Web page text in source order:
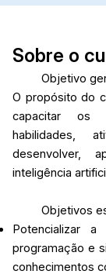
Sobre o
Objetivo
O propósito do
capacitar os
habilidades,
desenvolver,
inteligência
Objetivos
Potencializar
programação e
conhecimentos